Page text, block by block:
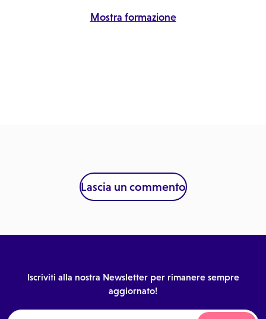
Mostra formazione
Lascia un commento
Iscriviti alla nostra Newsletter per rimanere sempre
aggiornato!